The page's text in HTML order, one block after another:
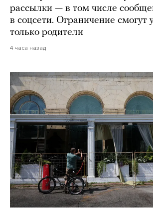
рассылки — в том числе
в соцсети. Ограничение смогут
только родители
4 часа назад